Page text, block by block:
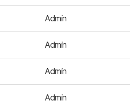
Admin
Admin
Admin
Admin